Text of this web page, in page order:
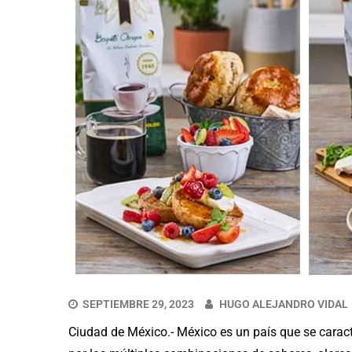
SEPTIEMBRE 29, 2023 HUGO ALEJANDRO VIDAL
Ciudad de México.- México es un país que se